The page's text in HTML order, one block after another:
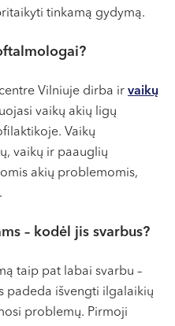
tinkamą gydymą.
Vilniuje dirba ir vaikų
vaikų akių ligų
Vaikų
vaikų ir paauglių
akių problemomis,
– kodėl jis svarbus?
taip pat labai svarbu –
padeda išvengti ilgalaikių
problemų. Pirmoji